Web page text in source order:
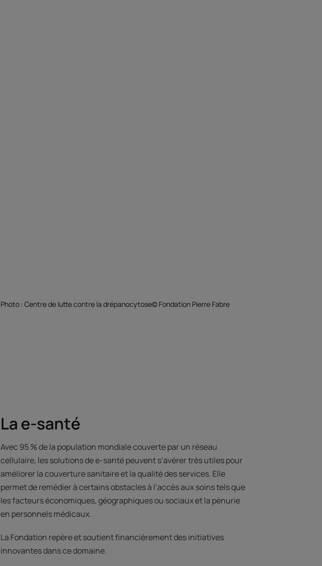
Photo : Centre de lutte contre la drépanocytose© Fondation Pierre Fabre
La e-santé
Avec 95 % de la population mondiale couverte par un réseau
cellulaire, les solutions de e-santé peuvent s’avérer très utiles pour
améliorer la couverture sanitaire et la qualité des services. Elle
permet de remédier à certains obstacles à l’accès aux soins tels que
les facteurs économiques, géographiques ou sociaux et la pénurie
en personnels médicaux.
La Fondation repère et soutient financièrement des initiatives
innovantes dans ce domaine.